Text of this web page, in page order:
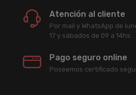
Atención al cliente
Por mail y WhatsApp de
17 y sábados de 09 a 14hs.
Pago seguro online
Poseemos certificado